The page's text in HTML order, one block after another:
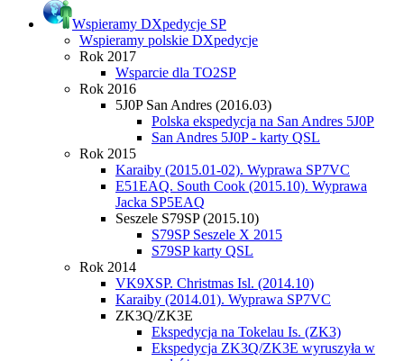
Wspieramy DXpedycje SP
Wspieramy polskie DXpedycje
Rok 2017
Wsparcie dla TO2SP
Rok 2016
5J0P San Andres (2016.03)
Polska ekspedycja na San Andres 5J0P
San Andres 5J0P - karty QSL
Rok 2015
Karaiby (2015.01-02). Wyprawa SP7VC
E51EAQ. South Cook (2015.10). Wyprawa
Jacka SP5EAQ
Seszele S79SP (2015.10)
S79SP Seszele X 2015
S79SP karty QSL
Rok 2014
VK9XSP. Christmas Isl. (2014.10)
Karaiby (2014.01). Wyprawa SP7VC
ZK3Q/ZK3E
Ekspedycja na Tokelau Is. (ZK3)
Ekspedycja ZK3Q/ZK3E wyruszyła w